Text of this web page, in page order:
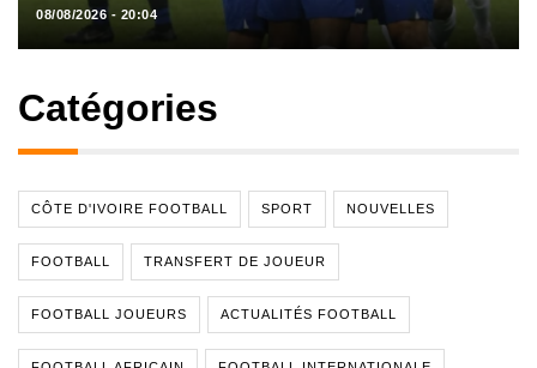
08/08/2026 - 20:04
Catégories
CÔTE D'IVOIRE FOOTBALL SPORT NOUVELLES
FOOTBALL TRANSFERT DE JOUEUR
FOOTBALL JOUEURS ACTUALITÉS FOOTBALL